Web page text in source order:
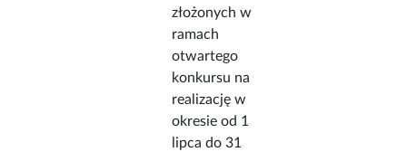
złożonych w
ramach
otwartego
konkursu na
realizację w
okresie od 1
lipca do 31